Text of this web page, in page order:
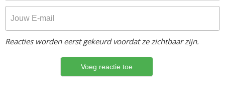
Reacties worden eerst gekeurd voordat ze zichtbaar zijn.